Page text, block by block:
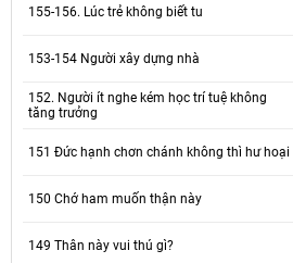
155-156. Lúc trẻ không biết tu
153-154 Người xây dựng nhà
152. Người ít nghe kém học trí tuệ không
tăng trưởng
151 Đức hạnh chơn chánh không thì hư hoại
150 Chớ ham muốn thận này
149 Thân này vui thú gì?